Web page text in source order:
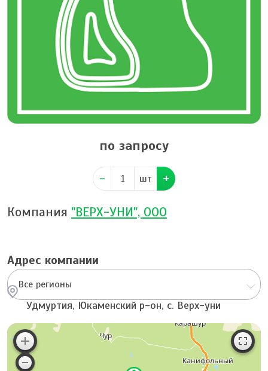
по запросу
шт
Компания "ВЕРХ-УНИ", ООО
Адрес компании
Все регионы
Удмуртия, Юкаменский р-он, с. Верх-уни